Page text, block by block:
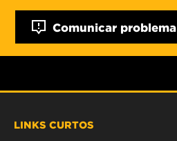
Comunicar problema
LINKS CURTOS